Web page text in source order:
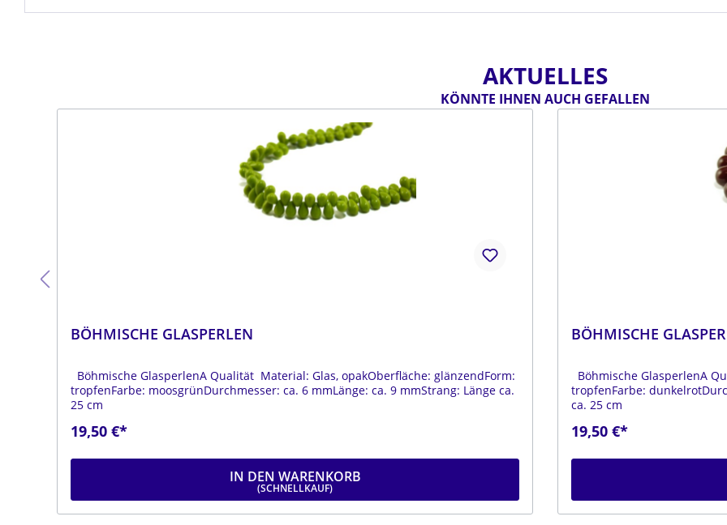
AKTUELLES
KÖNNTE IHNEN AUCH GEFALLEN
BÖHMISCHE GLASPERLEN
Böhmische GlasperlenA Qualität Material: Glas, opakOberfläche: glänzendForm:
tropfenFarbe: moosgrünDurchmesser: ca. 6 mmLänge: ca. 9 mmStrang: Länge ca.
19,50 €*
IN DEN WARENKORB
BÖHMISCHE
Böhmische GlasperlenA
tropfenFarbe:
19,50 €*